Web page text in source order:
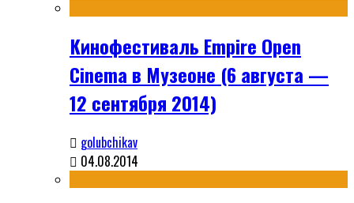
Кинофестиваль Empire Open
Cinema в Музеоне (6 августа —
12 сентября 2014)
golubchikav
04.08.2014